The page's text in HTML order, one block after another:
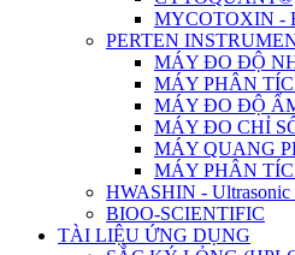
MYCOTOXIN -
PERTEN
MÁY ĐO ĐỘ
MÁY PHÂN
MÁY ĐO ĐỘ
MÁY ĐO CHỈ
MÁY QUANG
MÁY PHÂN
HWASHIN - Ultrasonic
BIOO-SCIENTIFIC
TÀI LIỆU ỨNG DỤNG